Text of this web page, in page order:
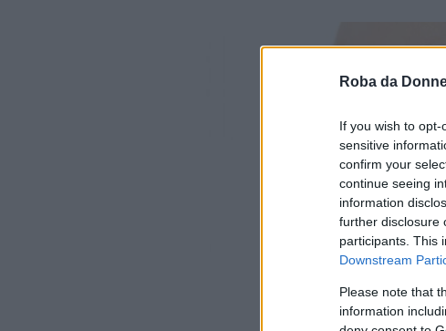
Roba da
If you wish to
sensitive
confirm your
continue seeing
information
further disclosure
participants. This
Downstream
Please note that
information